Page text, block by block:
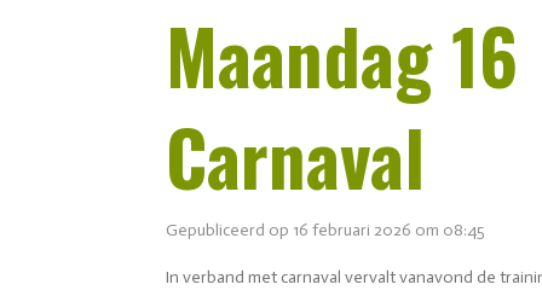
Maandag
Carnaval
Gepubliceerd op 16 februari 2026 om 08:45
In verband met carnaval vervalt vanavond de